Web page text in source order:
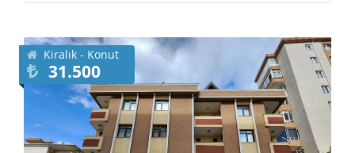
Kiralık - Konut
31.500